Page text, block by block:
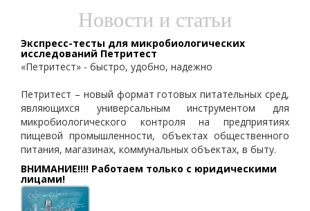
Новости и статьи
Экспресс-тесты для микробиологических
исследований Петритест
«Петритест» - быстро, удобно, надежно
Петритест – новый формат готовых питательных сред,
являющихся универсальным инструментом для
микробиологического контроля на предприятиях
пищевой промышленности, объектах общественного
питания, магазинах, коммунальных объектах, в быту.
ВНИМАНИЕ!!!! Работаем только с юридическими
лицами!